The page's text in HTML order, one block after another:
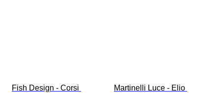
Fish Design - Corsi
Martinelli Luce - Elio